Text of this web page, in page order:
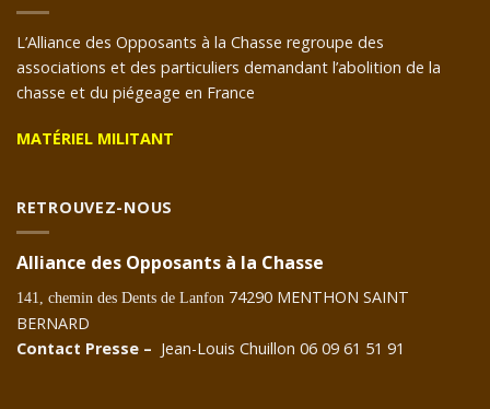
L’Alliance des Opposants à la Chasse regroupe des
associations et des particuliers demandant l’abolition de la
chasse et du piégeage en France
MATÉRIEL MILITANT
RETROUVEZ-NOUS
Alliance des Opposants à la Chasse
141, chemin des Dents de Lanfon 74290 MENTHON SAINT
BERNARD
Contact Presse – Jean-Louis Chuillon 06 09 61 51 91